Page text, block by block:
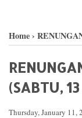
Home›
(SABTU,
Thursday, January 11,